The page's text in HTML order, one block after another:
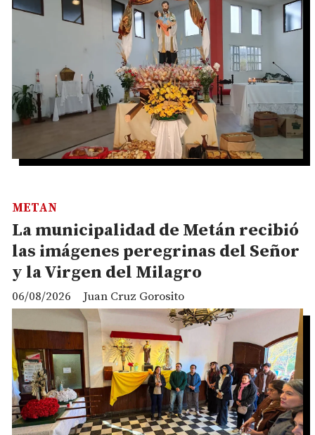
La municipalidad de Metán recibió
las imágenes peregrinas del Señor
y la Virgen del Milagro
Juan Cruz Gorosito
METAN
06/08/2026